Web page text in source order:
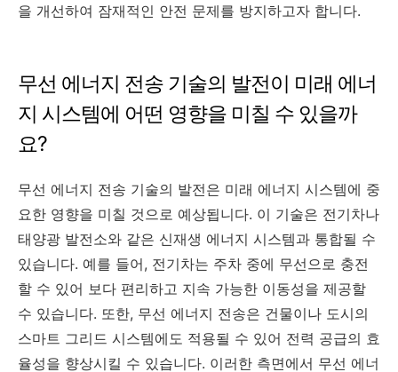
을 개선하여 잠재적인 안전 문제를 방지하고자 합니다.
무선 에너지 전송 기술의 발전이 미래 에너
지 시스템에 어떤 영향을 미칠 수 있을까
요?
무선 에너지 전송 기술의 발전은 미래 에너지 시스템에 중
요한 영향을 미칠 것으로 예상됩니다. 이 기술은 전기차나
태양광 발전소와 같은 신재생 에너지 시스템과 통합될 수
있습니다. 예를 들어, 전기차는 주차 중에 무선으로 충전
할 수 있어 보다 편리하고 지속 가능한 이동성을 제공할
수 있습니다. 또한, 무선 에너지 전송은 건물이나 도시의
스마트 그리드 시스템에도 적용될 수 있어 전력 공급의 효
율성을 향상시킬 수 있습니다. 이러한 측면에서 무선 에너